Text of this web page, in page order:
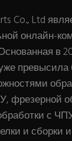
Co., Ltd
онлайн-
в
фрезерной
с
и сборки